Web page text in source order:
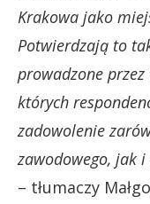
Krakowa jako
Potwierdzają to
prowadzone
których
zadowolenie
zawodowego, jak
– tłumaczy